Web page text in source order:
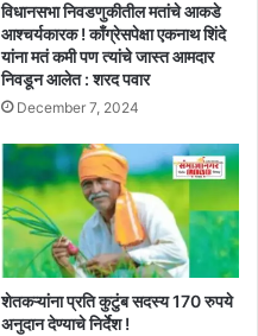
विधानसभा निवडणुकीतील मतांचे आकडे
आश्चर्यकारक ! काँग्रेसपेक्षा एकनाथ शिंदे
यांना मतं कमी पण त्यांचे जास्त आमदार
निवडून आलेत : शरद पवार
December 7, 2024
शेतकऱ्यांना प्रति कुटुंब सदस्य 170 रुपये
अनुदान देण्याचे निर्देश !